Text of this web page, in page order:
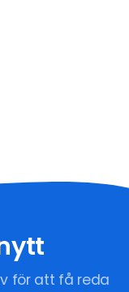
för att få reda